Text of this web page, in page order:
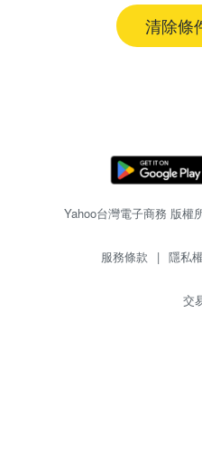
清除條
Yahoo台灣電子商務 版權
服務條款 | 隱私權
交